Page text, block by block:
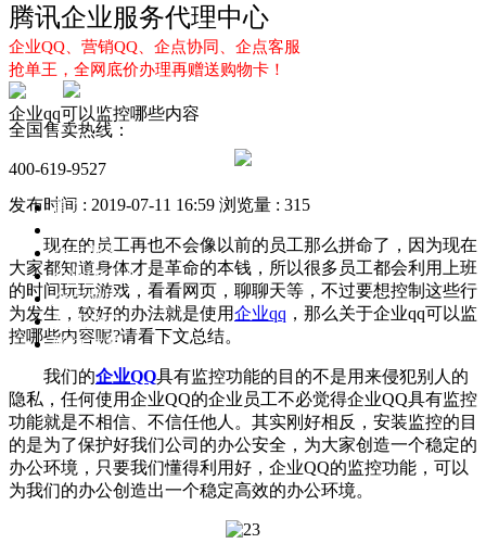
腾讯企业服务代理中心
企业QQ、营销QQ、企点协同、企点客服
抢单王，全网底价办理再赠送购物卡！
全国售卖热线：
400-619-9527
首页
企点服务
企业QQ2.0
企点协同
新闻动态
解决方案
企业qq可以监控哪些内容
发布时间 : 2019-07-11 16:59 浏览量 : 315
现在的员工再也不会像以前的员工那么拼命了，因为现在
大家都知道身体才是革命的本钱，所以很多员工都会利用上班
的时间玩玩游戏，看看网页，聊聊天等，不过要想控制这些行
为发生，较好的办法就是使用企业qq ，那么关于企业qq可以监
控哪些内容呢?请看下文总结。
我们的企业QQ具有监控功能的目的不是用来侵犯别人的
隐私，任何使用企业QQ的企业员工不必觉得企业QQ具有监控
功能就是不相信、不信任他人。其实刚好相反，安装监控的目
的是为了保护好我们公司的办公安全，为大家创造一个稳定的
办公环境，只要我们懂得利用好，企业QQ的监控功能，可以
为我们的办公创造出一个稳定高效的办公环境。